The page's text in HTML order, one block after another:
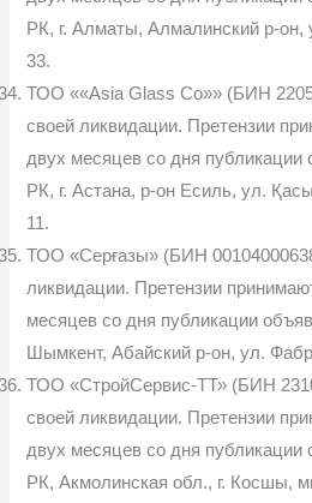
РК, г. Алматы, Алмалинский р-он,
33.
ТОО ««Asia Glass Co»» (БИН
своей ликвидации. Претензии
двух месяцев со дня публикации
РК, г. Астана, р-он Есиль, ул.
11.
ТОО «Серғазы» (БИН
ликвидации. Претензии
месяцев со дня публикации
Шымкент, Абайский р-он, ул.
ТОО «СтройСервис-ТТ» (БИН
своей ликвидации. Претензии
двух месяцев со дня публикации
РК, Акмолинская обл., г. Косшы,